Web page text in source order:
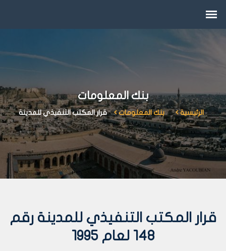
بنك المعلومات
الرئيسية بنك المعلومات قرار المكتب التنفيذي للمدينة
قرار المكتب التنفيذي للمدينة رقم
148 لعام 1995